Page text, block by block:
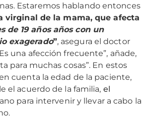
Estaremos hablando entonces
virginal de la mama, que afecta
de 19 años años con un
exagerado”, asegura el doctor
una afección frecuente”, añade,
para muchas cosas”. En estos
cuenta la edad de la paciente,
el acuerdo de la familia, el
para intervenir y llevar a cabo la